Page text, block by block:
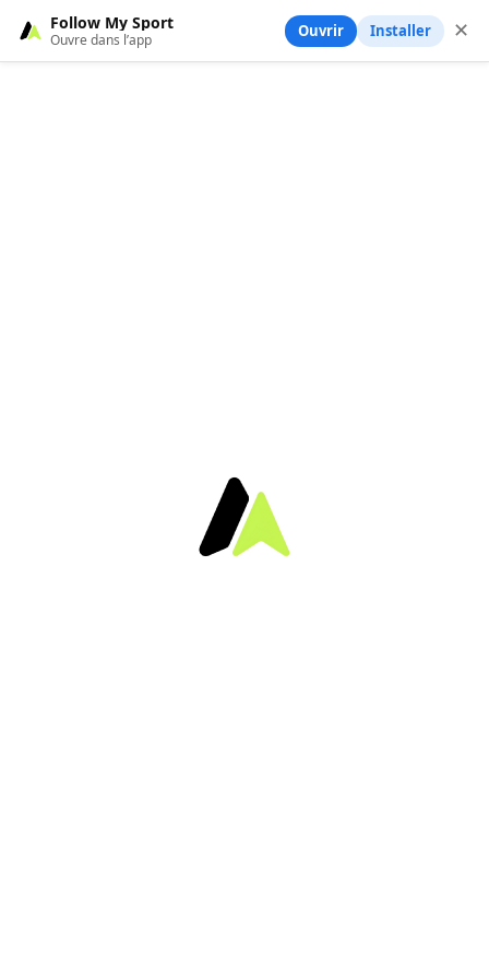
Follow My Sport
Ouvre dans l’app Ouvrir Installer ✕